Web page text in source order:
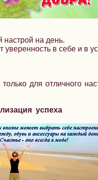
настрой на день.
уверенность в себе и в
для отличного
успеха